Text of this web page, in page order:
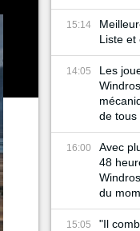
15:14
Liste et
14:05
Les
de tous
16:00
Avec
48
du
15:05
"Il